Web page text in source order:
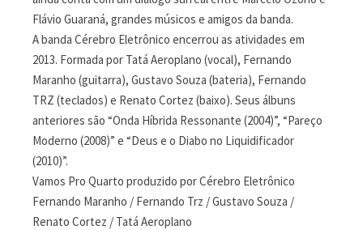
Flávio Guaraná, grandes músicos e amigos da banda.
A banda Cérebro Eletrônico encerrou as atividades em
2013. Formada por Tatá Aeroplano (vocal), Fernando
Maranho (guitarra), Gustavo Souza (bateria), Fernando
TRZ (teclados) e Renato Cortez (baixo). Seus álbuns
anteriores são “Onda Híbrida Ressonante (2004)”, “Pareço
Moderno (2008)” e “Deus e o Diabo no Liquidificador
(2010)”.
Vamos Pro Quarto produzido por Cérebro Eletrônico
Fernando Maranho / Fernando Trz / Gustavo Souza /
Renato Cortez / Tatá Aeroplano